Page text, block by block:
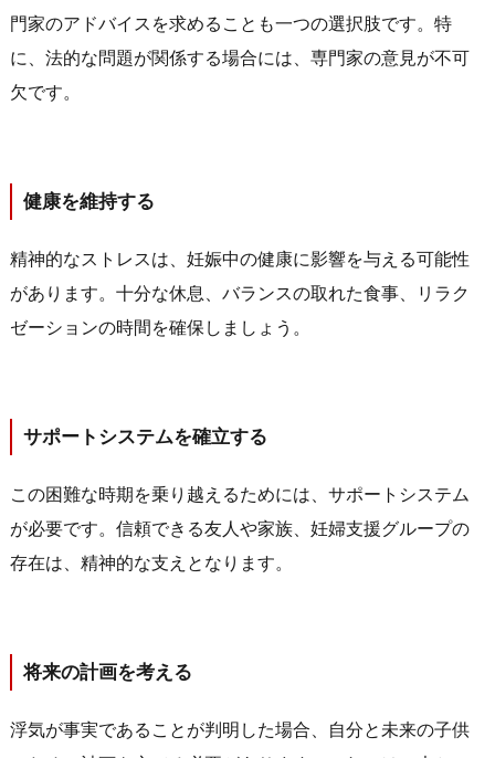
門家のアドバイスを求めることも一つの選択肢です。特
に、法的な問題が関係する場合には、専門家の意見が不可
欠です。
健康を維持する
精神的なストレスは、妊娠中の健康に影響を与える可能性
があります。十分な休息、バランスの取れた食事、リラク
ゼーションの時間を確保しましょう。
サポートシステムを確立する
この困難な時期を乗り越えるためには、サポートシステム
が必要です。信頼できる友人や家族、妊婦支援グループの
存在は、精神的な支えとなります。
将来の計画を考える
浮気が事実であることが判明した場合、自分と未来の子供